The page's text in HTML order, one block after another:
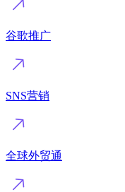
谷歌推广
SNS营销
全球外贸通